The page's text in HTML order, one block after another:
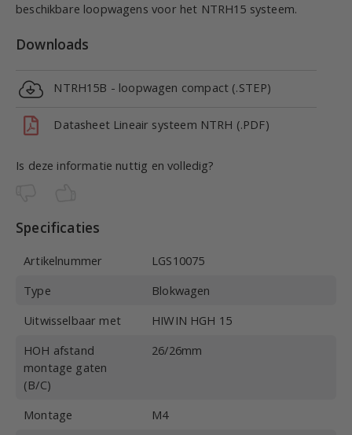
beschikbare loopwagens voor het NTRH15 systeem.
Downloads
NTRH15B - loopwagen compact (.STEP)
Datasheet Lineair systeem NTRH (.PDF)
Is deze informatie nuttig en volledig?
Specificaties
Artikelnummer
LGS10075
Type
Blokwagen
Uitwisselbaar met
HIWIN HGH 15
HOH afstand
montage gaten
(B/C)
26/26mm
Montage M4